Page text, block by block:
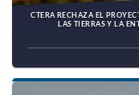
CTERA RECHAZA EL
LAS TIERRAS Y LA